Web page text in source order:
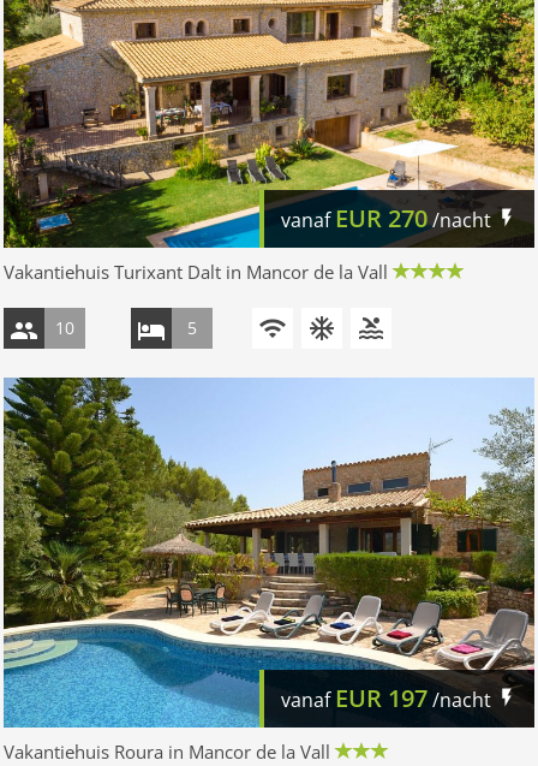
vanafEUR 270/nacht
Vakantiehuis Turixant Dalt in Mancor de la Vall
10 5
vanaf EUR 197/nacht
Vakantiehuis Roura in Mancor de la Vall